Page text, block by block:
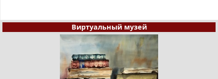
Виртуальный музей